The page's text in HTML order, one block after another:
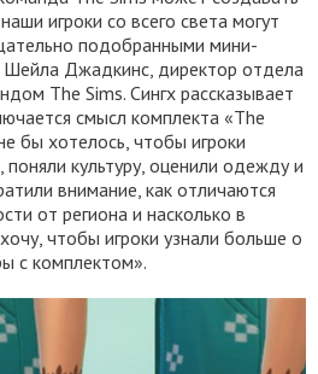
игроки со всего света могут
подобранными мини-
Шейла Джадкинс, директор отдела
The Sims. Сингх рассказывает
смысл комплекта «The
бы хотелось, чтобы игроки
культуру, оценили одежду и
внимание, как отличаются
от региона и насколько в
чтобы игроки узнали больше о
с комплектом».